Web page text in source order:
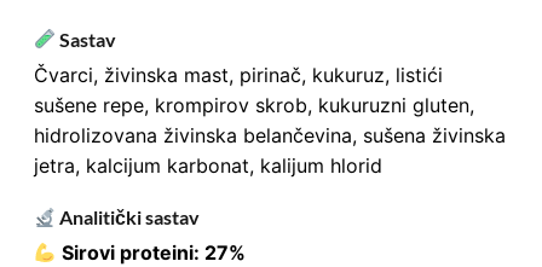
Sastav
Čvarci, živinska mast, pirinač, kukuruz, listići
sušene repe, krompirov skrob, kukuruzni gluten,
hidrolizovana živinska belančevina, sušena živinska
jetra, kalcijum karbonat, kalijum hlorid
Analitički sastav
Sirovi proteini: 27%